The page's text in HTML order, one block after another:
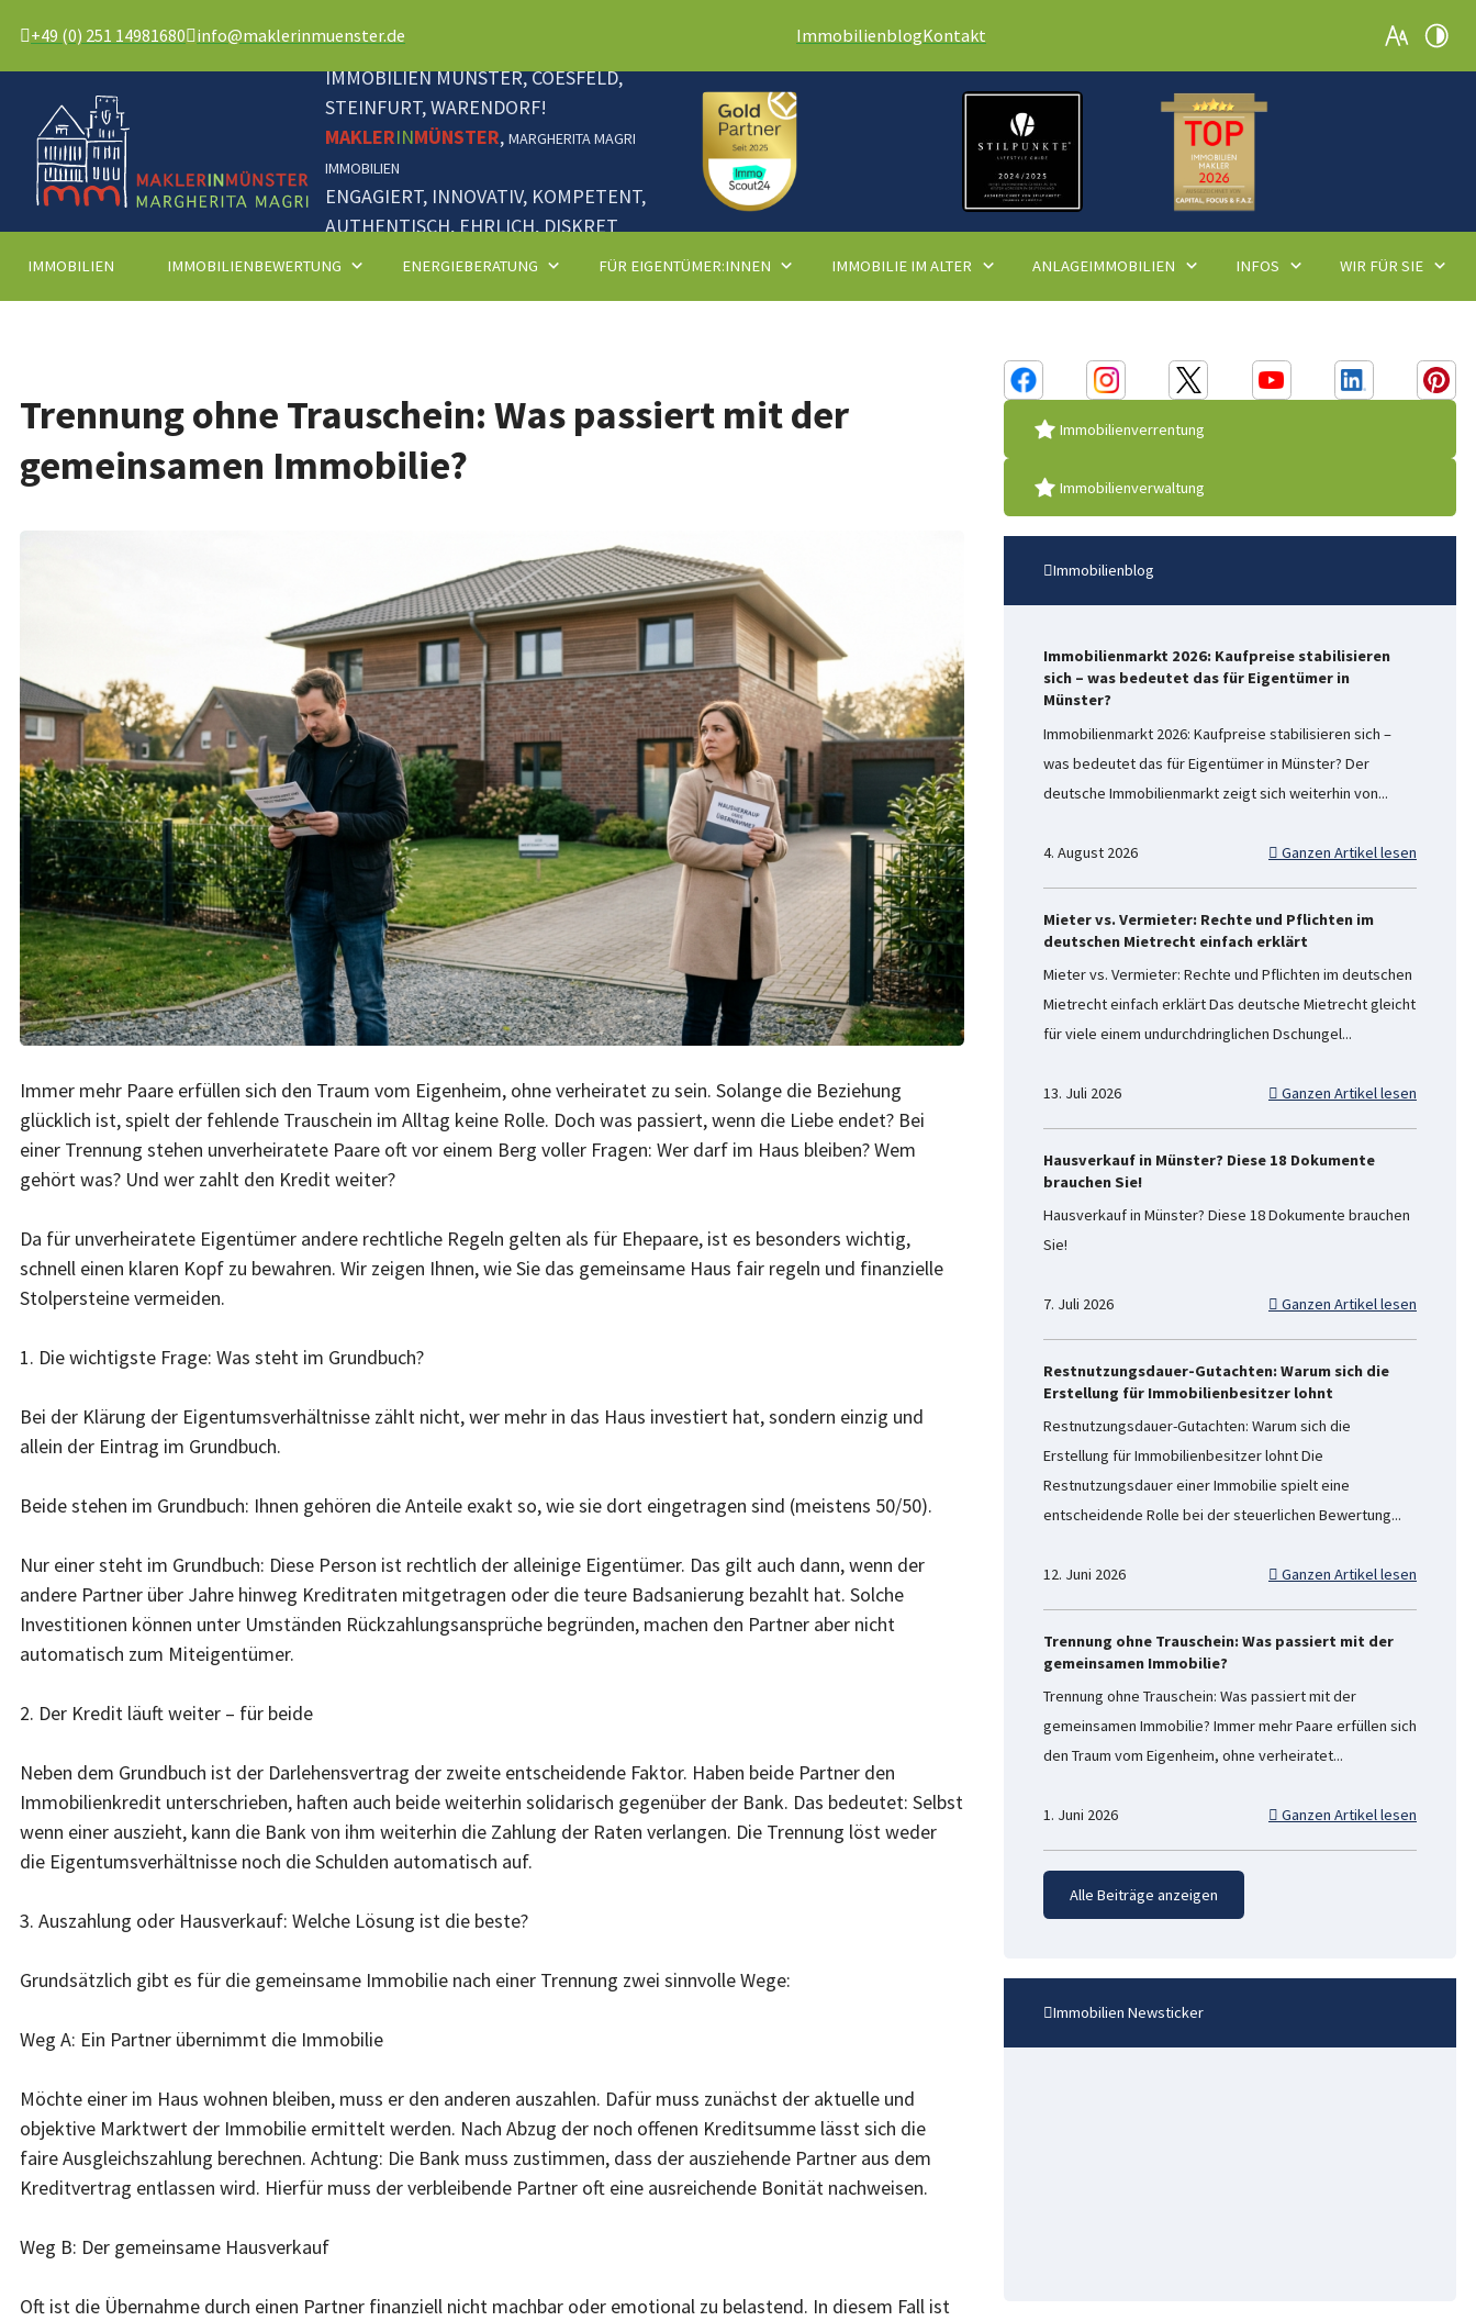
IMMOBILIEN MÜNSTER, COESFELD,
STEINFURT, WARENDORF!
MAKLERINMÜNSTER, MARGHERITA MAGRI
IMMOBILIEN
ENGAGIERT, INNOVATIV, KOMPETENT,
AUTHENTISCH, EHRLICH, DISKRET
IMMOBILIEN IMMOBILIENBEWERTUNG ENERGIEBERATUNG FÜR EIGENTÜMER:INNEN IMMOBILIE IM ALTER ANLAGEIMMOBILIEN INFOS WIR FÜR SIE
+49 (0) 251 14981680 info@maklerinmuenster.de ImmobilienblogKontakt
Trennung ohne Trauschein: Was passiert mit der
gemeinsamen Immobilie?
Immer mehr Paare erfüllen sich den Traum vom Eigenheim, ohne verheiratet zu sein. Solange die Beziehung
glücklich ist, spielt der fehlende Trauschein im Alltag keine Rolle. Doch was passiert, wenn die Liebe endet? Bei
einer Trennung stehen unverheiratete Paare oft vor einem Berg voller Fragen: Wer darf im Haus bleiben? Wem
gehört was? Und wer zahlt den Kredit weiter?
Da für unverheiratete Eigentümer andere rechtliche Regeln gelten als für Ehepaare, ist es besonders wichtig,
schnell einen klaren Kopf zu bewahren. Wir zeigen Ihnen, wie Sie das gemeinsame Haus fair regeln und finanzielle
Stolpersteine vermeiden.
1. Die wichtigste Frage: Was steht im Grundbuch?
Bei der Klärung der Eigentumsverhältnisse zählt nicht, wer mehr in das Haus investiert hat, sondern einzig und
allein der Eintrag im Grundbuch.
Beide stehen im Grundbuch: Ihnen gehören die Anteile exakt so, wie sie dort eingetragen sind (meistens 50/50).
Nur einer steht im Grundbuch: Diese Person ist rechtlich der alleinige Eigentümer. Das gilt auch dann, wenn der
andere Partner über Jahre hinweg Kreditraten mitgetragen oder die teure Badsanierung bezahlt hat. Solche
Investitionen können unter Umständen Rückzahlungsansprüche begründen, machen den Partner aber nicht
automatisch zum Miteigentümer.
2. Der Kredit läuft weiter – für beide
Neben dem Grundbuch ist der Darlehensvertrag der zweite entscheidende Faktor. Haben beide Partner den
Immobilienkredit unterschrieben, haften auch beide weiterhin solidarisch gegenüber der Bank. Das bedeutet: Selbst
wenn einer auszieht, kann die Bank von ihm weiterhin die Zahlung der Raten verlangen. Die Trennung löst weder
die Eigentumsverhältnisse noch die Schulden automatisch auf.
3. Auszahlung oder Hausverkauf: Welche Lösung ist die beste?
Grundsätzlich gibt es für die gemeinsame Immobilie nach einer Trennung zwei sinnvolle Wege:
Weg A: Ein Partner übernimmt die Immobilie
Möchte einer im Haus wohnen bleiben, muss er den anderen auszahlen. Dafür muss zunächst der aktuelle und
objektive Marktwert der Immobilie ermittelt werden. Nach Abzug der noch offenen Kreditsumme lässt sich die
faire Ausgleichszahlung berechnen. Achtung: Die Bank muss zustimmen, dass der ausziehende Partner aus dem
Kreditvertrag entlassen wird. Hierfür muss der verbleibende Partner oft eine ausreichende Bonität nachweisen.
Weg B: Der gemeinsame Hausverkauf
Oft ist die Übernahme durch einen Partner finanziell nicht machbar oder emotional zu belastend. In diesem Fall ist
Immobilienverrentung
Immobilienverwaltung
Immobilienblog
Immobilienmarkt 2026: Kaufpreise stabilisieren
sich – was bedeutet das für Eigentümer in
Münster?
Immobilienmarkt 2026: Kaufpreise stabilisieren sich –
was bedeutet das für Eigentümer in Münster? Der
deutsche Immobilienmarkt zeigt sich weiterhin von...
4. August 2026 Ganzen Artikel lesen
Mieter vs. Vermieter: Rechte und Pflichten im
deutschen Mietrecht einfach erklärt
Mieter vs. Vermieter: Rechte und Pflichten im deutschen
Mietrecht einfach erklärt Das deutsche Mietrecht gleicht
für viele einem undurchdringlichen Dschungel...
13. Juli 2026 Ganzen Artikel lesen
Hausverkauf in Münster? Diese 18 Dokumente
brauchen Sie!
Hausverkauf in Münster? Diese 18 Dokumente brauchen
Sie!
7. Juli 2026 Ganzen Artikel lesen
Restnutzungsdauer-Gutachten: Warum sich die
Erstellung für Immobilienbesitzer lohnt
Restnutzungsdauer-Gutachten: Warum sich die
Erstellung für Immobilienbesitzer lohnt Die
Restnutzungsdauer einer Immobilie spielt eine
entscheidende Rolle bei der steuerlichen Bewertung...
12. Juni 2026 Ganzen Artikel lesen
Trennung ohne Trauschein: Was passiert mit der
gemeinsamen Immobilie?
Trennung ohne Trauschein: Was passiert mit der
gemeinsamen Immobilie? Immer mehr Paare erfüllen sich
den Traum vom Eigenheim, ohne verheiratet...
1. Juni 2026 Ganzen Artikel lesen
Alle Beiträge anzeigen
Immobilien Newsticker